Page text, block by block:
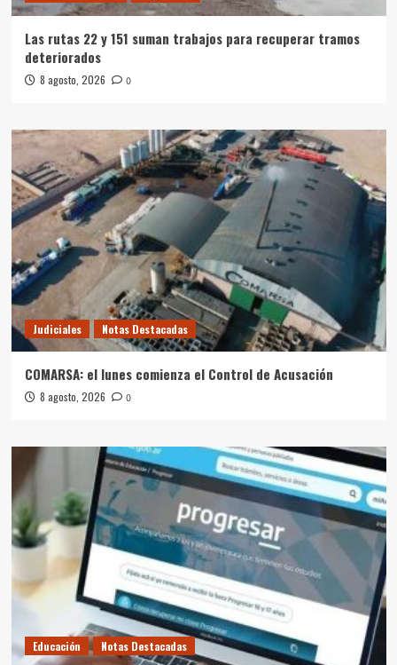
Las rutas 22 y 151 suman trabajos para recuperar tramos
deteriorados
8 agosto, 2026 0
Judiciales Notas Destacadas
COMARSA: el lunes comienza el Control de Acusación
8 agosto, 2026 0
Educación Notas Destacadas